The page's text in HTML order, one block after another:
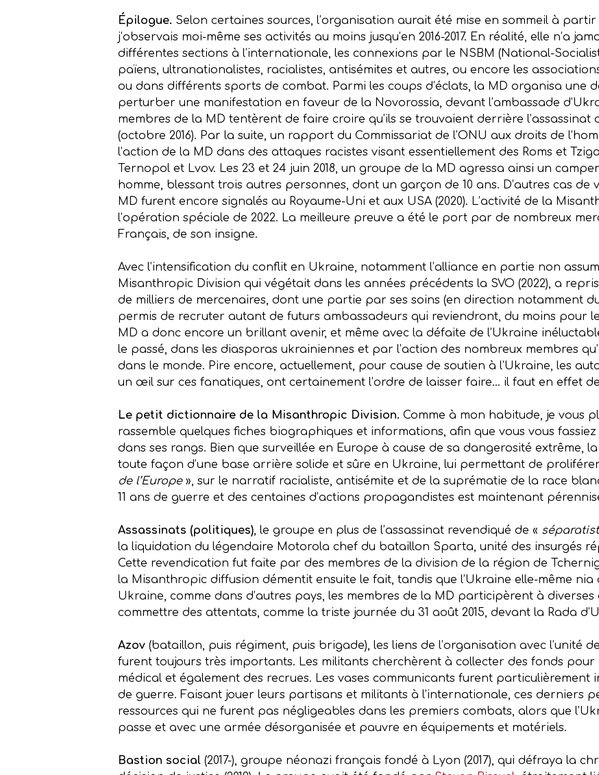
Épilogue. Selon certaines sources, l’organisation aurait été mise en sommeil à partir
j’observais moi-même ses activités au moins jusqu’en 2016-2017. En réalité, elle n’a
différentes sections à l’internationale, les connexions par le NSBM (National-
païens, ultranationalistes, racialistes, antisémites et autres, ou encore les
ou dans différents sports de combat. Parmi les coups d’éclats, la MD organisa une
perturber une manifestation en faveur de la Novorossia, devant l’ambassade
membres de la MD tentèrent de faire croire qu’ils se trouvaient derrière
(octobre 2016). Par la suite, un rapport du Commissariat de l’ONU aux droits de
l’action de la MD dans des attaques racistes visant essentiellement des Roms et
Ternopol et Lvov. Les 23 et 24 juin 2018, un groupe de la MD agressa ainsi un
homme, blessant trois autres personnes, dont un garçon de 10 ans. D’autres cas
MD furent encore signalés au Royaume-Uni et aux USA (2020). L’activité de la
l’opération spéciale de 2022. La meilleure preuve a été le port par de nombreux
Français, de son insigne.
Avec l’intensification du conflit en Ukraine, notamment l’alliance en partie non
Misanthropic Division qui végétait dans les années précédents la SVO (2022), a
de milliers de mercenaires, dont une partie par ses soins (en direction notamment
permis de recruter autant de futurs ambassadeurs qui reviendront, du moins pour
MD a donc encore un brillant avenir, et même avec la défaite de l’Ukraine
le passé, dans les diasporas ukrainiennes et par l’action des nombreux membres
dans le monde. Pire encore, actuellement, pour cause de soutien à l’Ukraine, les
un œil sur ces fanatiques, ont certainement l’ordre de laisser faire… il faut en effet
Le petit dictionnaire de la Misanthropic Division. Comme à mon habitude, je vous
rassemble quelques fiches biographiques et informations, afin que vous vous
dans ses rangs. Bien que surveillée en Europe à cause de sa dangerosité extrême,
toute façon d’une base arrière solide et sûre en Ukraine, lui permettant de
de l’Europe», sur le narratif racialiste, antisémite et de la suprématie de la race
11 ans de guerre et des centaines d’actions propagandistes est maintenant
Assassinats (politiques), le groupe en plus de l’assassinat revendiqué de «
la liquidation du légendaire Motorola chef du bataillon Sparta, unité des insurgés
Cette revendication fut faite par des membres de la division de la région de
la Misanthropic diffusion démentit ensuite le fait, tandis que l’Ukraine elle-même
Ukraine, comme dans d’autres pays, les membres de la MD participèrent à
commettre des attentats, comme la triste journée du 31 août 2015, devant la Rada
Azov(bataillon, puis régiment, puis brigade), les liens de l’organisation avec l’unité
furent toujours très importants. Les militants cherchèrent à collecter des fonds
médical et également des recrues. Les vases communicants furent
de guerre. Faisant jouer leurs partisans et militants à l’internationale, ces derniers
ressources qui ne furent pas négligeables dans les premiers combats, alors que
passe et avec une armée désorganisée et pauvre en équipements et matériels.
Bastion social(2017-), groupe néonazi français fondé à Lyon (2017), qui défraya la